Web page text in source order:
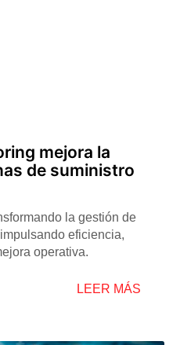
mejora la
de suministro
la gestión de
eficiencia,
operativa.
LEER MÁS